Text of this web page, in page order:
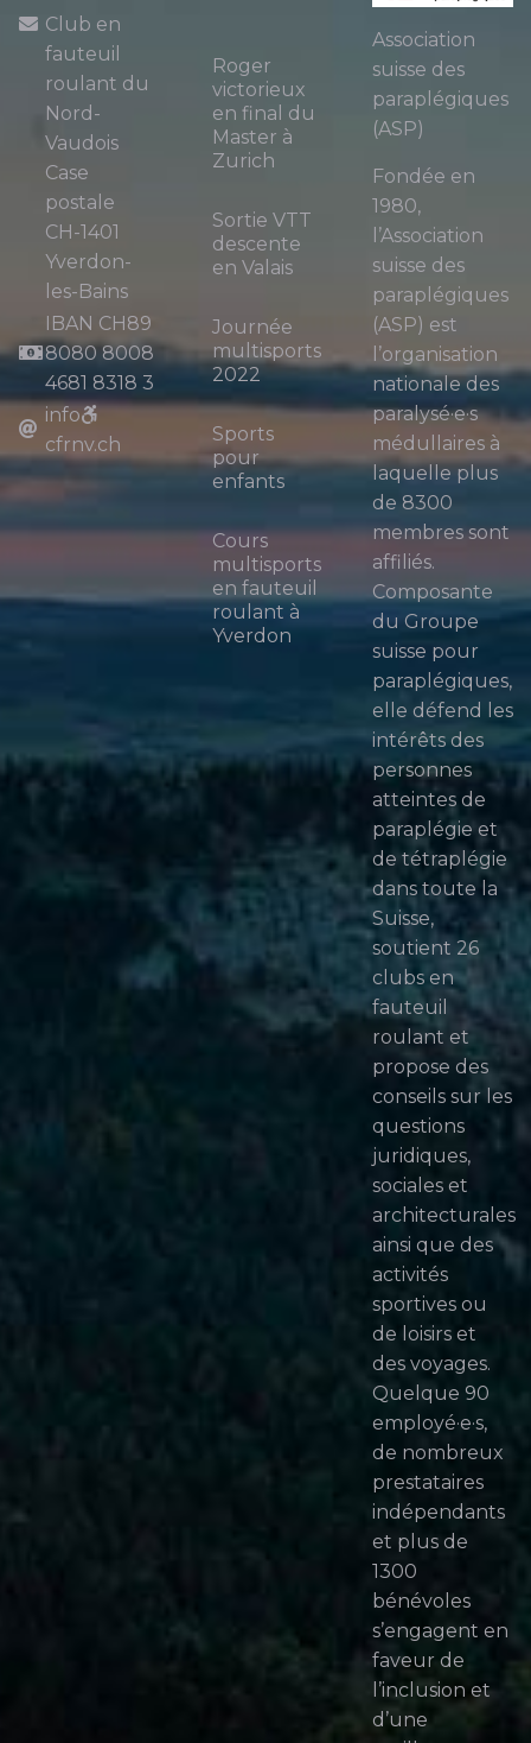
Club en
fauteuil
roulant du
Nord-
Vaudois
Case
postale
CH-1401
Yverdon-
les-Bains
IBAN CH89
8080 8008
4681 8318 3
info
cfrnv.ch
Roger
victorieux
en final du
Master à
Zurich
Sortie VTT
descente
en Valais
Journée
multisports
2022
Sports
pour
enfants
Cours
multisports
en fauteuil
roulant à
Yverdon
Association
suisse des
paraplégiques
(ASP)
Fondée en
1980,
l’Association
suisse des
paraplégiques
(ASP) est
l’organisation
nationale des
paralysé·e·s
médullaires à
laquelle plus
de 8300
membres sont
affiliés.
Composante
du Groupe
suisse pour
paraplégiques,
elle défend les
intérêts des
personnes
atteintes de
paraplégie et
de tétraplégie
dans toute la
Suisse,
soutient 26
clubs en
fauteuil
roulant et
propose des
conseils sur les
questions
juridiques,
sociales et
architecturales
ainsi que des
activités
sportives ou
de loisirs et
des voyages.
Quelque 90
employé·e·s,
de nombreux
prestataires
indépendants
et plus de
1300
bénévoles
s’engagent en
faveur de
l’inclusion et
d’une